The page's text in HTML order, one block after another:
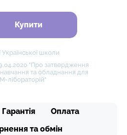
Купити
Української школи
"Про затвердження
та обладнання для
лібораторій"
Гарантія
Оплата
та обмін